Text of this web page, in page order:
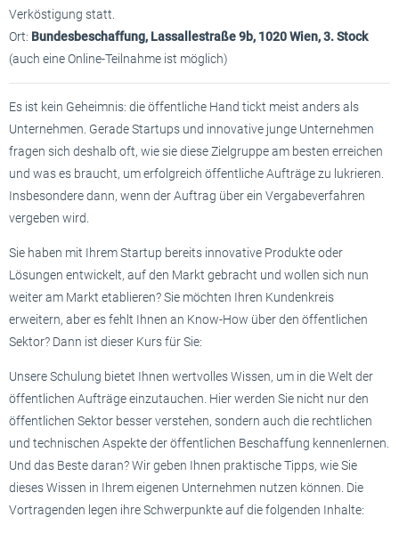
Verköstigung statt.
Ort: Bundesbeschaffung, Lassallestraße 9b, 1020 Wien, 3. Stock
(auch eine Online-Teilnahme ist möglich)
Es ist kein Geheimnis: die öffentliche Hand tickt meist anders als
Unternehmen. Gerade Startups und innovative junge Unternehmen
fragen sich deshalb oft, wie sie diese Zielgruppe am besten erreichen
und was es braucht, um erfolgreich öffentliche Aufträge zu lukrieren.
Insbesondere dann, wenn der Auftrag über ein Vergabeverfahren
vergeben wird.
Sie haben mit Ihrem Startup bereits innovative Produkte oder
Lösungen entwickelt, auf den Markt gebracht und wollen sich nun
weiter am Markt etablieren? Sie möchten Ihren Kundenkreis
erweitern, aber es fehlt Ihnen an Know-How über den öffentlichen
Sektor? Dann ist dieser Kurs für Sie:
Unsere Schulung bietet Ihnen wertvolles Wissen, um in die Welt der
öffentlichen Aufträge einzutauchen. Hier werden Sie nicht nur den
öffentlichen Sektor besser verstehen, sondern auch die rechtlichen
und technischen Aspekte der öffentlichen Beschaffung kennenlernen.
Und das Beste daran? Wir geben Ihnen praktische Tipps, wie Sie
dieses Wissen in Ihrem eigenen Unternehmen nutzen können. Die
Vortragenden legen ihre Schwerpunkte auf die folgenden Inhalte: